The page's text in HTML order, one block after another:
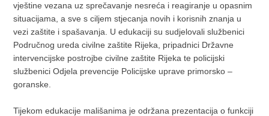
vještine vezana uz sprečavanje nesreća i reagiranje u opasnim
situacijama, a sve s ciljem stjecanja novih i korisnih znanja u
vezi zaštite i spašavanja. U edukaciji su sudjelovali službenici
Područnog ureda civilne zaštite Rijeka, pripadnici Državne
intervencijske postrojbe civilne zaštite Rijeka te policijski
službenici Odjela prevencije Policijske uprave primorsko –
goranske.
Tijekom edukacije mališanima je održana prezentacija o funkciji